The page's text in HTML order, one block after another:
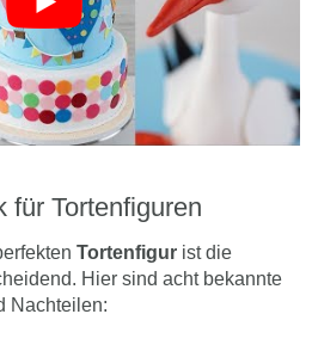
für Tortenfiguren
Tortenfigur ist die
Hier sind acht bekannte
Nachteilen: